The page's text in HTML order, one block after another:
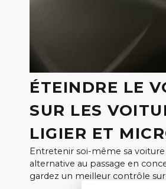
ÉTEINDRE LE
SUR LES
LIGIER ET
Entretenir soi-même sa
alternative au passage en
gardez un meilleur contrôle